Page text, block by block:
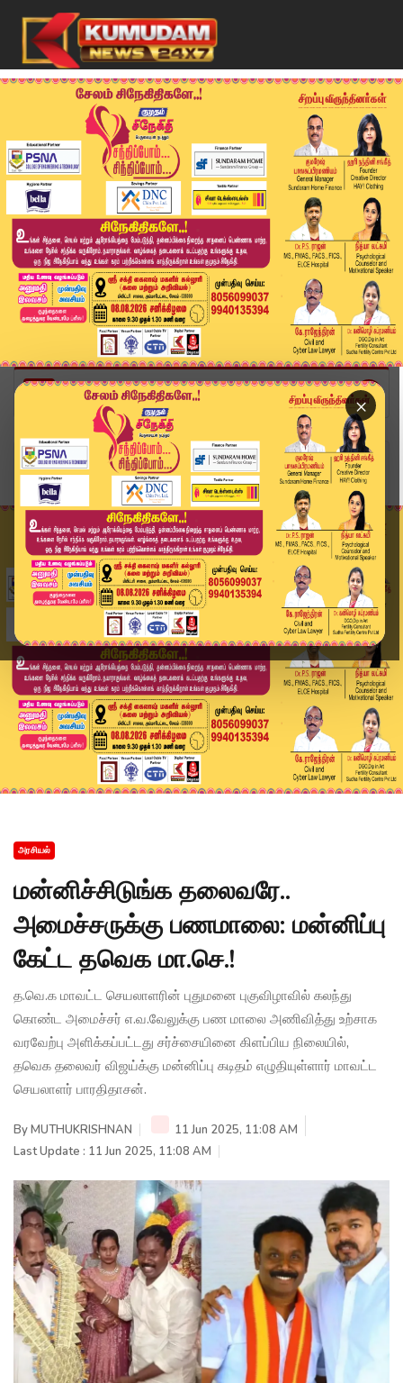
×
Home
அரசியல்
மன்னிச்சிடுங்க தலைவரே.. அமைச்சருக்கு பணமாலை: மன...
அரசியல்
மன்னிச்சிடுங்க தலைவரே..
அமைச்சருக்கு பணமாலை: மன்னிப்பு
கேட்ட தவெக மா.செ.!
த.வெ.க மாவட்ட செயலாளரின் புதுமனை புகுவிழாவில் கலந்து
கொண்ட அமைச்சர் எ.வ.வேலுக்கு பண மாலை அணிவித்து உற்சாக
வரவேற்பு அளிக்கப்பட்டது சர்ச்சையினை கிளப்பிய நிலையில்,
தவெக தலைவர் விஜய்க்கு மன்னிப்பு கடிதம் எழுதியுள்ளார் மாவட்ட
செயலாளர் பாரதிதாசன்.
ByMUTHUKRISHNAN
11 Jun 2025, 11:08 AM
Last Update : 11 Jun 2025, 11:08 AM